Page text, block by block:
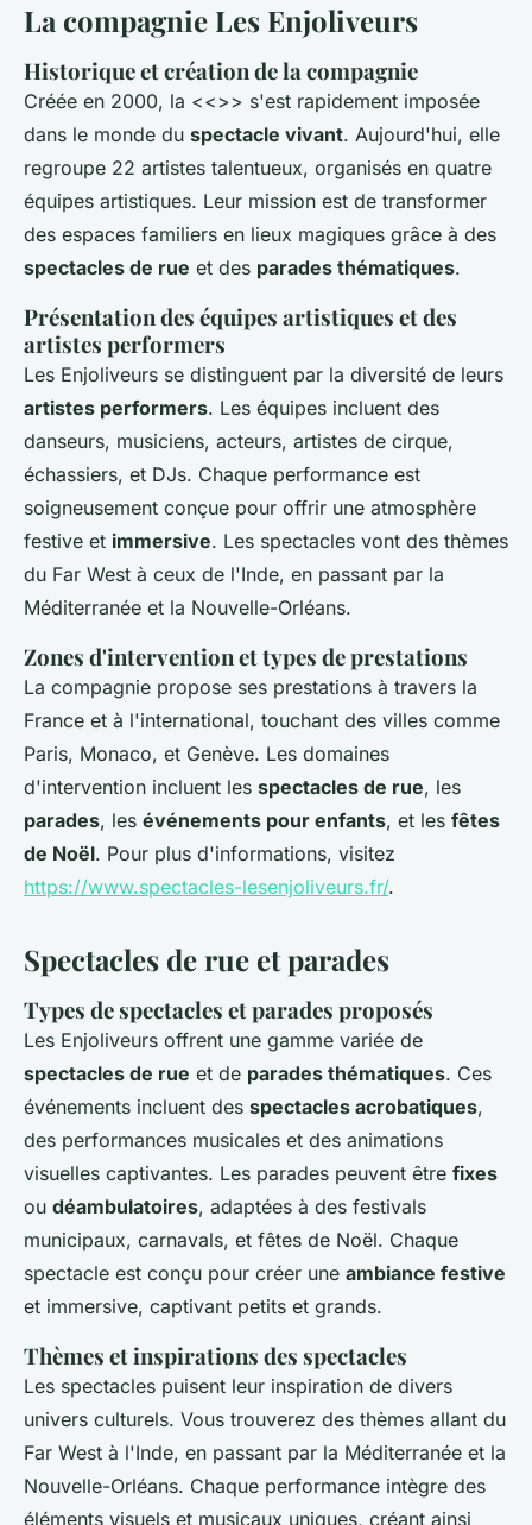
La compagnie Les Enjoliveurs
Historique et création de la compagnie
Créée en 2000, la <<>> s'est rapidement imposée
dans le monde du spectacle vivant. Aujourd'hui, elle
regroupe 22 artistes talentueux, organisés en quatre
équipes artistiques. Leur mission est de transformer
des espaces familiers en lieux magiques grâce à des
spectacles de rue et des parades thématiques.
Présentation des équipes artistiques et des
artistes performers
Les Enjoliveurs se distinguent par la diversité de leurs
artistes performers. Les équipes incluent des
danseurs, musiciens, acteurs, artistes de cirque,
échassiers, et DJs. Chaque performance est
soigneusement conçue pour offrir une atmosphère
festive et immersive. Les spectacles vont des thèmes
du Far West à ceux de l'Inde, en passant par la
Méditerranée et la Nouvelle-Orléans.
Zones d'intervention et types de prestations
La compagnie propose ses prestations à travers la
France et à l'international, touchant des villes comme
Paris, Monaco, et Genève. Les domaines
d'intervention incluent les spectacles de rue, les
parades, les événements pour enfants, et les fêtes
de Noël. Pour plus d'informations, visitez
https://www.spectacles-lesenjoliveurs.fr/.
Spectacles de rue et parades
Types de spectacles et parades proposés
Les Enjoliveurs offrent une gamme variée de
spectacles de rue et de parades thématiques. Ces
événements incluent des spectacles acrobatiques,
des performances musicales et des animations
visuelles captivantes. Les parades peuvent être fixes
ou déambulatoires, adaptées à des festivals
municipaux, carnavals, et fêtes de Noël. Chaque
spectacle est conçu pour créer une ambiance festive
et immersive, captivant petits et grands.
Thèmes et inspirations des spectacles
Les spectacles puisent leur inspiration de divers
univers culturels. Vous trouverez des thèmes allant du
Far West à l'Inde, en passant par la Méditerranée et la
Nouvelle-Orléans. Chaque performance intègre des
éléments visuels et musicaux uniques, créant ainsi